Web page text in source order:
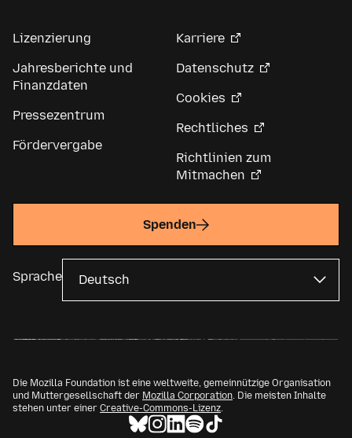
Lizenzierung
Jahresberichte und
Finanzdaten
Pressezentrum
Fördervergabe
Karriere
Datenschutz
Cookies
Rechtliches
Richtlinien zum
Mitmachen
Spenden
Sprache
Die Mozilla Foundation ist eine weltweite, gemeinnützige Organisation
und Muttergesellschaft der Mozilla Corporation. Die meisten Inhalte
stehen unter einer Creative-Commons-Lizenz.